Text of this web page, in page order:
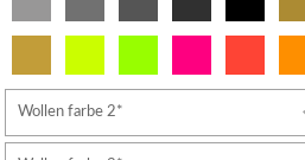
Wollen farbe 2*